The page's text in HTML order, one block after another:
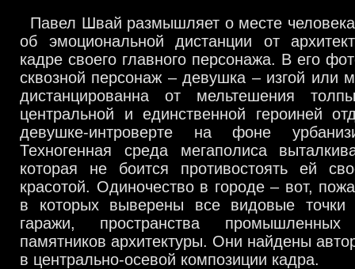
Павел Швай размышляет о месте
об эмоциональной дистанции от
кадре своего главного персонажа. В его
сквозной персонаж – девушка – изгой или
дистанцированна от мельтешения
центральной и единственной героиней
девушке-интроверте на фоне
Техногенная среда мегаполиса
которая не боится противостоять ей
красотой. Одиночество в городе – вот,
в которых выверены все видовые
гаражи, пространства
памятников архитектуры. Они найдены
в центрально-осевой композиции кадра.